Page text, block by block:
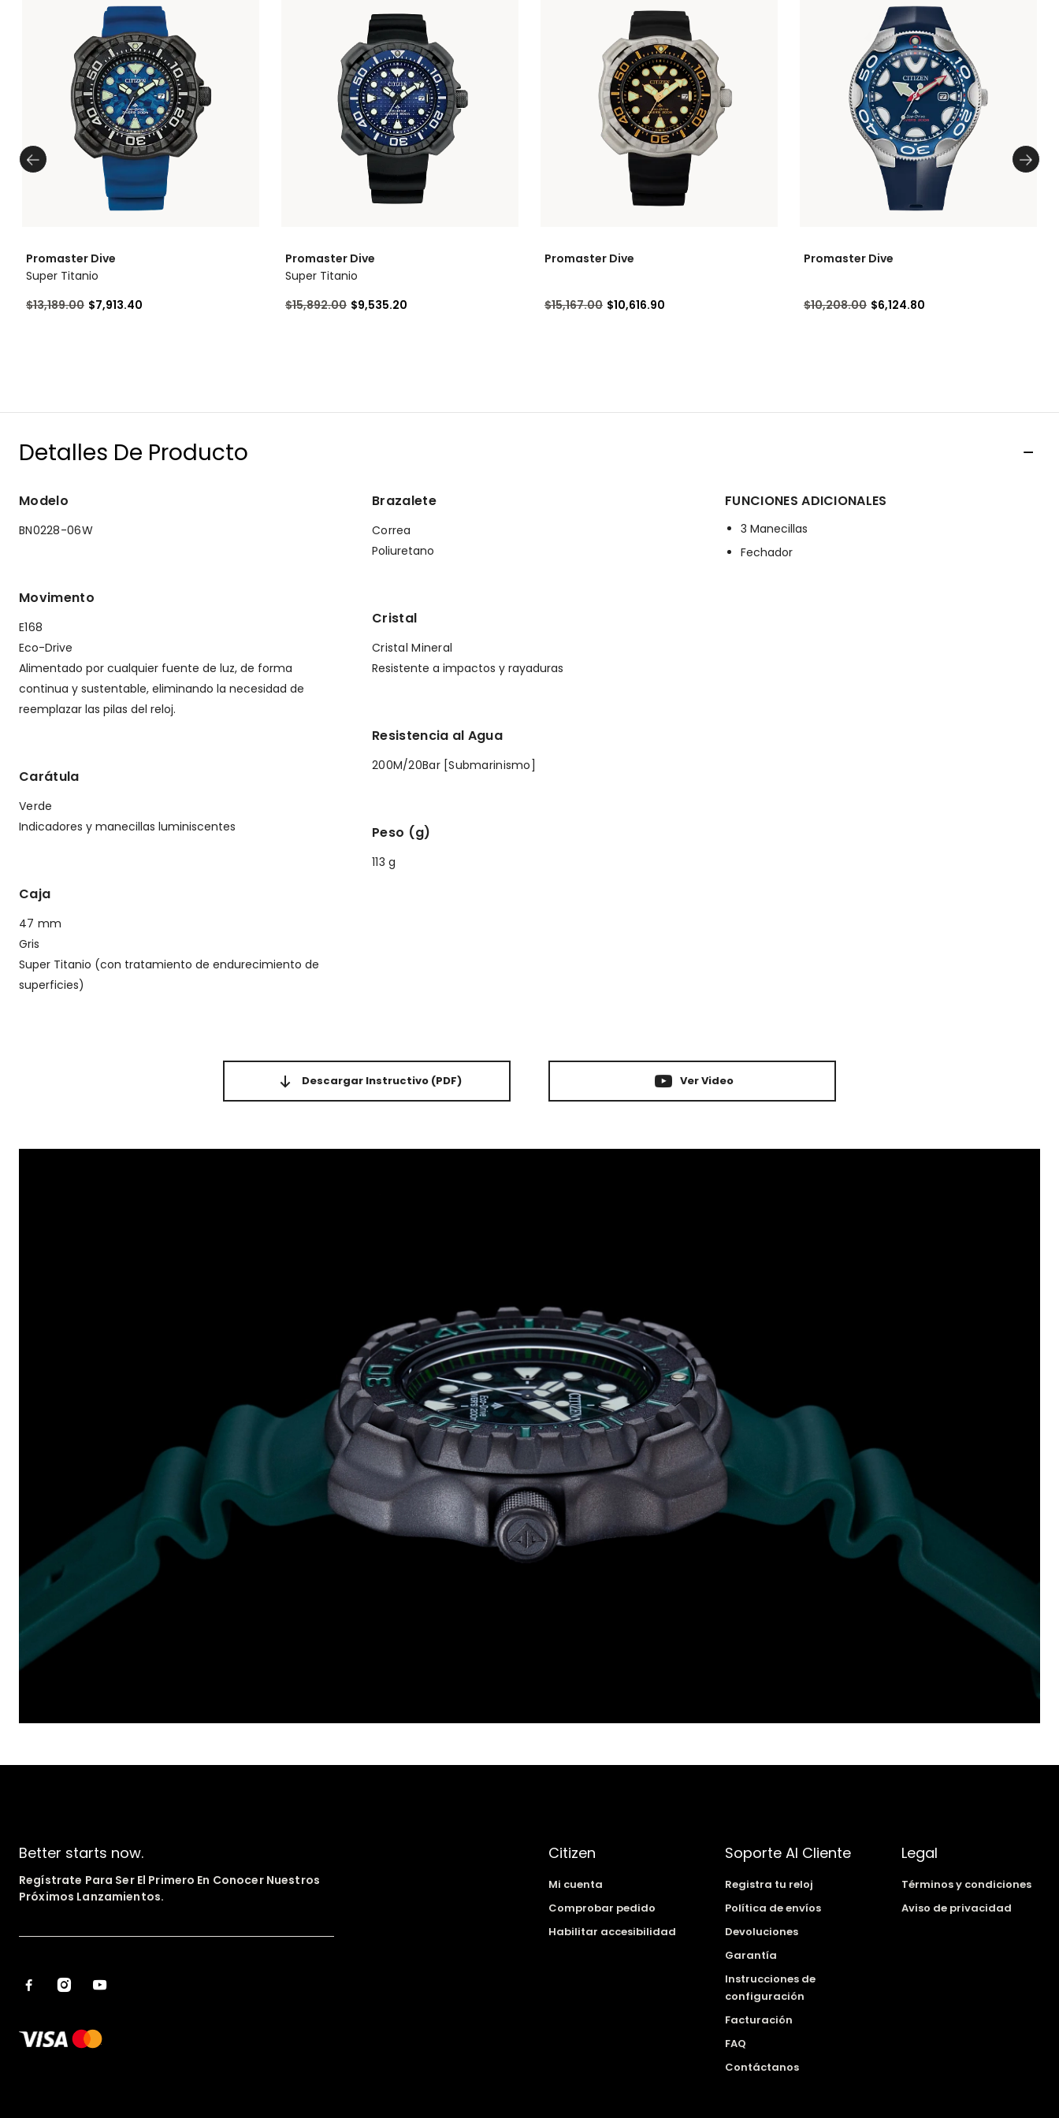
Promaster Dive
Super Titanio
Precio reducido de
$13,189.00a$7,913.40
Promaster Dive
Super Titanio
Precio reducido de
$15,892.00a$9,535.20
Promaster Dive
Precio reducido de
$15,167.00a$10,616.90
Promaster Dive
Precio reducido de
$10,208.00a$6,124.80
Detalles De Producto
Modelo
BN0228-06W
Movimento
E168
Eco-Drive
Alimentado por cualquier fuente de luz, de forma
continua y sustentable, eliminando la necesidad de
reemplazar las pilas del reloj.
Carátula
Verde
Indicadores y manecillas luminiscentes
Caja
47 mm
Gris
Super Titanio (con tratamiento de endurecimiento de
superficies)
Brazalete
Correa
Poliuretano
Cristal
Cristal Mineral
Resistente a impactos y rayaduras
Resistencia al Agua
200M/20Bar [Submarinismo]
Peso (g)
113 g
FUNCIONES ADICIONALES
3 Manecillas
Fechador
Descargar Instructivo (PDF) Ver Video
Better starts now.
Regístrate Para Ser El Primero En Conocer Nuestros
Próximos Lanzamientos.
Citizen
Mi cuenta
Comprobar pedido
Habilitar accesibilidad
Soporte Al Cliente
Registra tu reloj
Política de envíos
Devoluciones
Garantía
Instrucciones de
configuración
Facturación
FAQ
Contáctanos
Legal
Términos y condiciones
Aviso de privacidad